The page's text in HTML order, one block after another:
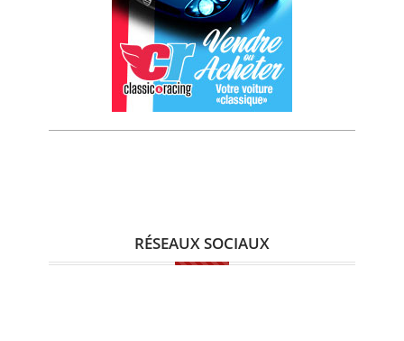
RÉSEAUX SOCIAUX